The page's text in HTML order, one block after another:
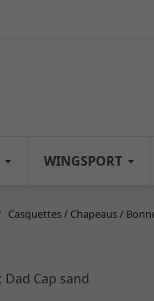
WINGSPORT
Casquettes / Chapeaus /